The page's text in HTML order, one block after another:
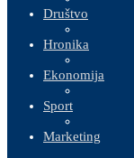
Društvo
Hronika
Ekonomija
Sport
Marketing